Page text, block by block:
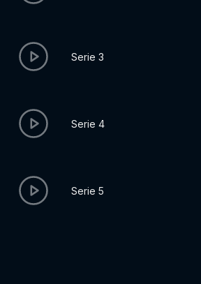
Serie 3
Serie 4
Serie 5